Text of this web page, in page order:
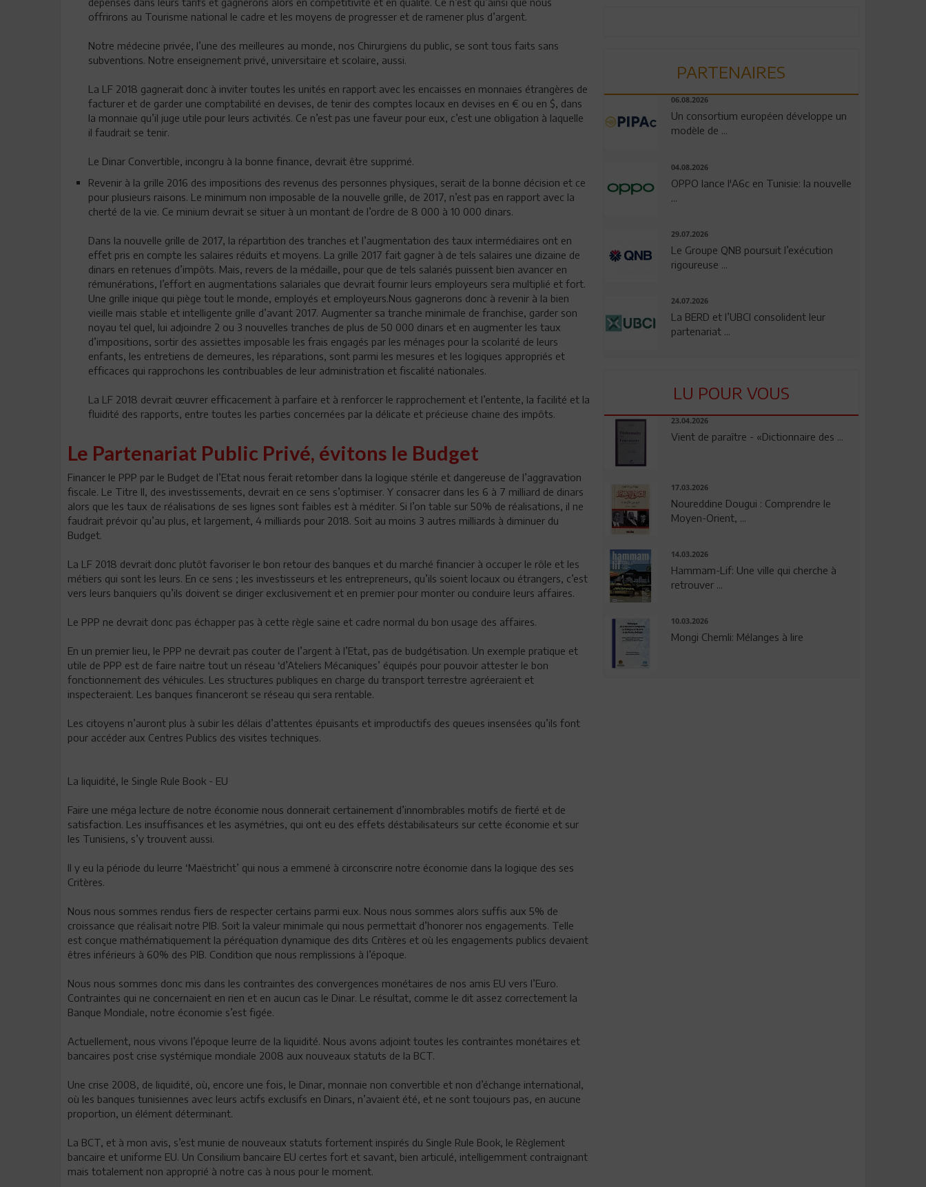
offrirons au Tourisme national le cadre et les moyens de progresser et de ramener plus d’argent.
Notre médecine privée, l’une des meilleures au monde, nos Chirurgiens du public, se sont tous faits sans
subventions. Notre enseignement privé, universitaire et scolaire, aussi.
La LF 2018 gagnerait donc à inviter toutes les unités en rapport avec les encaisses en monnaies étrangères de
facturer et de garder une comptabilité en devises, de tenir des comptes locaux en devises en € ou en $, dans
la monnaie qu’il juge utile pour leurs activités. Ce n’est pas une faveur pour eux, c’est une obligation à laquelle
il faudrait se tenir.
Le Dinar Convertible, incongru à la bonne finance, devrait être supprimé.
Revenir à la grille 2016 des impositions des revenus des personnes physiques, serait de la bonne décision et ce
pour plusieurs raisons. Le minimum non imposable de la nouvelle grille, de 2017, n’est pas en rapport avec la
cherté de la vie. Ce minium devrait se situer à un montant de l’ordre de 8 000 à 10 000 dinars.
Dans la nouvelle grille de 2017, la répartition des tranches et l’augmentation des taux intermédiaires ont en
effet pris en compte les salaires réduits et moyens. La grille 2017 fait gagner à de tels salaires une dizaine de
dinars en retenues d’impôts. Mais, revers de la médaille, pour que de tels salariés puissent bien avancer en
rémunérations, l’effort en augmentations salariales que devrait fournir leurs employeurs sera multiplié et fort.
Une grille inique qui piège tout le monde, employés et employeurs.Nous gagnerons donc à revenir à la bien
vieille mais stable et intelligente grille d’avant 2017. Augmenter sa tranche minimale de franchise, garder son
noyau tel quel, lui adjoindre 2 ou 3 nouvelles tranches de plus de 50 000 dinars et en augmenter les taux
d’impositions, sortir des assiettes imposable les frais engagés par les ménages pour la scolarité de leurs
enfants, les entretiens de demeures, les réparations, sont parmi les mesures et les logiques appropriés et
efficaces qui rapprochons les contribuables de leur administration et fiscalité nationales.
La LF 2018 devrait œuvrer efficacement à parfaire et à renforcer le rapprochement et l’entente, la facilité et la
fluidité des rapports, entre toutes les parties concernées par la délicate et précieuse chaine des impôts.
Le Partenariat Public Privé, évitons le Budget
Financer le PPP par le Budget de l’Etat nous ferait retomber dans la logique stérile et dangereuse de l’aggravation
fiscale. Le Titre II, des investissements, devrait en ce sens s’optimiser. Y consacrer dans les 6 à 7 milliard de dinars
alors que les taux de réalisations de ses lignes sont faibles est à méditer. Si l’on table sur 50% de réalisations, il ne
faudrait prévoir qu’au plus, et largement, 4 milliards pour 2018. Soit au moins 3 autres milliards à diminuer du
Budget.
La LF 2018 devrait donc plutôt favoriser le bon retour des banques et du marché financier à occuper le rôle et les
métiers qui sont les leurs. En ce sens ; les investisseurs et les entrepreneurs, qu’ils soient locaux ou étrangers, c’est
vers leurs banquiers qu’ils doivent se diriger exclusivement et en premier pour monter ou conduire leurs affaires.
Le PPP ne devrait donc pas échapper pas à cette règle saine et cadre normal du bon usage des affaires.
En un premier lieu, le PPP ne devrait pas couter de l’argent à l’Etat, pas de budgétisation. Un exemple pratique et
utile de PPP est de faire naitre tout un réseau ‘d’Ateliers Mécaniques’ équipés pour pouvoir attester le bon
fonctionnement des véhicules. Les structures publiques en charge du transport terrestre agréeraient et
inspecteraient. Les banques financeront se réseau qui sera rentable.
Les citoyens n’auront plus à subir les délais d’attentes épuisants et improductifs des queues insensées qu’ils font
pour accéder aux Centres Publics des visites techniques.
La liquidité, le Single Rule Book - EU
Faire une méga lecture de notre économie nous donnerait certainement d’innombrables motifs de fierté et de
satisfaction. Les insuffisances et les asymétries, qui ont eu des effets déstabilisateurs sur cette économie et sur
les Tunisiens, s’y trouvent aussi.
Il y eu la période du leurre ‘Maëstricht’ qui nous a emmené à circonscrire notre économie dans la logique des ses
Critères.
Nous nous sommes rendus fiers de respecter certains parmi eux. Nous nous sommes alors suffis aux 5% de
croissance que réalisait notre PIB. Soit la valeur minimale qui nous permettait d’honorer nos engagements. Telle
est conçue mathématiquement la péréquation dynamique des dits Critères et où les engagements publics devaient
êtres inférieurs à 60% des PIB. Condition que nous remplissions à l’époque.
Nous nous sommes donc mis dans les contraintes des convergences monétaires de nos amis EU vers l’Euro.
Contraintes qui ne concernaient en rien et en aucun cas le Dinar. Le résultat, comme le dit assez correctement la
Banque Mondiale, notre économie s’est figée.
Actuellement, nous vivons l’époque leurre de la liquidité. Nous avons adjoint toutes les contraintes monétaires et
bancaires post crise systémique mondiale 2008 aux nouveaux statuts de la BCT.
Une crise 2008, de liquidité, où, encore une fois, le Dinar, monnaie non convertible et non d’échange international,
où les banques tunisiennes avec leurs actifs exclusifs en Dinars, n’avaient été, et ne sont toujours pas, en aucune
proportion, un élément déterminant.
La BCT, et à mon avis, s’est munie de nouveaux statuts fortement inspirés du Single Rule Book, le Règlement
bancaire et uniforme EU. Un Consilium bancaire EU certes fort et savant, bien articulé, intelligemment contraignant
mais totalement non approprié à notre cas à nous pour le moment.
PARTENAIRES
06.08.2026
Un consortium européen développe un
modèle de ...
04.08.2026
OPPO lance l'A6c en Tunisie: la nouvelle
29.07.2026
Le Groupe QNB poursuit l’exécution
rigoureuse ...
24.07.2026
La BERD et l’UBCI consolident leur
partenariat ...
LU POUR VOUS
23.04.2026
Vient de paraître - «Dictionnaire des ...
17.03.2026
Noureddine Dougui : Comprendre le
Moyen-Orient, ...
14.03.2026
Hammam-Lif: Une ville qui cherche à
retrouver ...
10.03.2026
Mongi Chemli: Mélanges à lire